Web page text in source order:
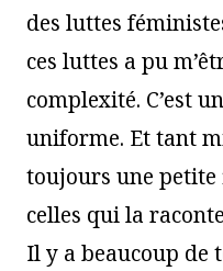
des luttes
ces luttes a pu
complexité. C’est
uniforme. Et tant
toujours une
celles qui la
Il y a beaucoup de